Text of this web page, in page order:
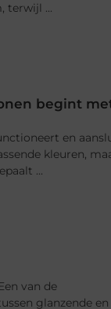
terwijl ...
begint
en
kleuren,
...
van de
glanzende en